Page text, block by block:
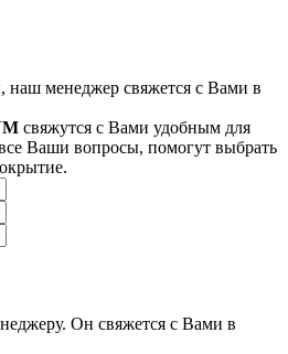
менеджер свяжется с Вами в
свяжутся с Вами удобным для
Ваши вопросы, помогут выбрать
Он свяжется с Вами в